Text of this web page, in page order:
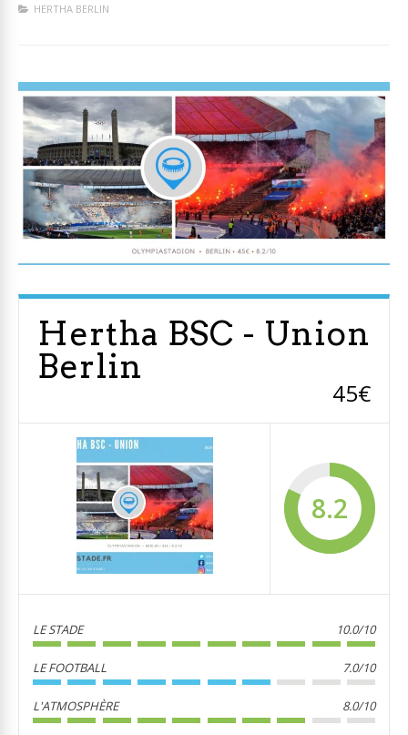
HERTHA BERLIN
Hertha BSC - Union
Berlin
45€
8.2
LE STADE 10.0/10
LE FOOTBALL 7.0/10
L'ATMOSPHÈRE 8.0/10